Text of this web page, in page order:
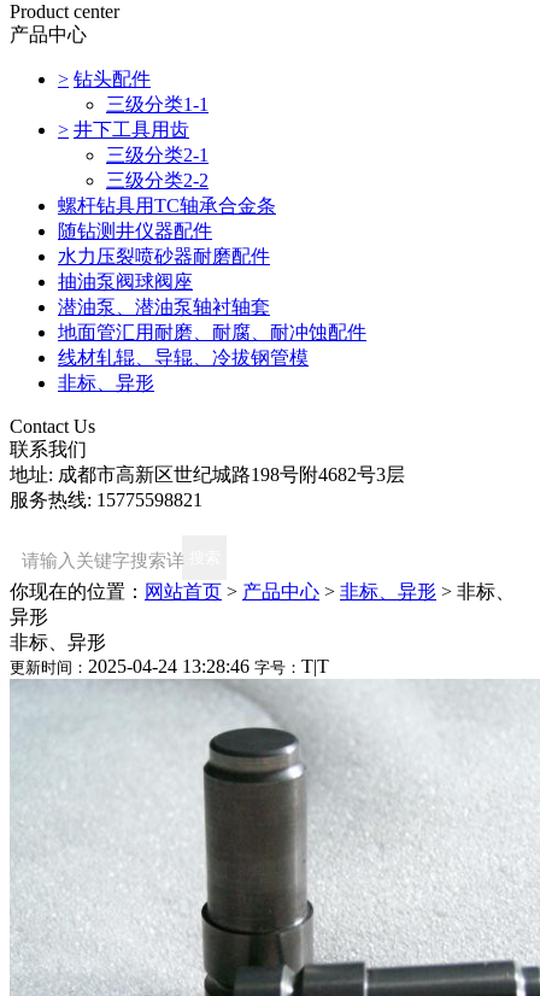
Product center
产品中心
> 钻头配件
三级分类1-1
> 井下工具用齿
三级分类2-1
三级分类2-2
螺杆钻具用TC轴承合金条
随钻测井仪器配件
水力压裂喷砂器耐磨配件
抽油泵阀球阀座
潜油泵、潜油泵轴衬轴套
地面管汇用耐磨、耐腐、耐冲蚀配件
线材轧辊、导辊、冷拔钢管模
非标、异形
Contact Us
联系我们
地址: 成都市高新区世纪城路198号附4682号3层
服务热线: 15775598821
你现在的位置： 网站首页 > 产品中心 > 非标、异形 > 非标、
异形
非标、异形
更新时间： 2025-04-24 13:28:46 字号： T|T